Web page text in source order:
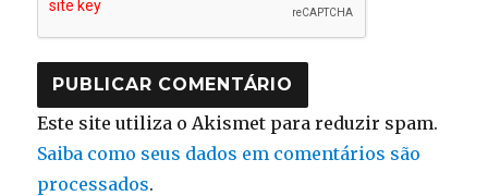
Este site utiliza o Akismet para reduzir spam.
Saiba como seus dados em comentários são
processados.